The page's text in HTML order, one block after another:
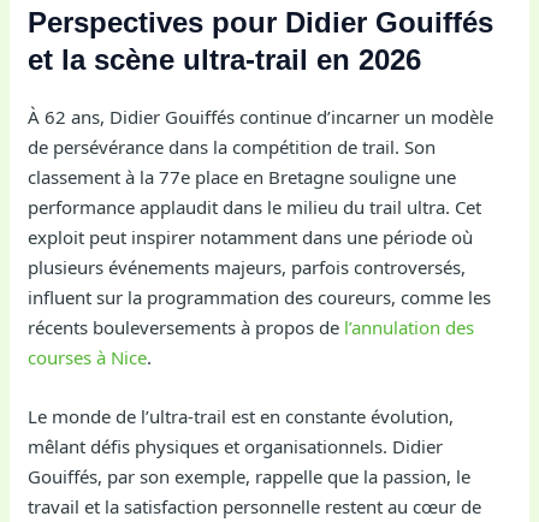
Perspectives pour Didier Gouiffés
et la scène ultra-trail en 2026
À 62 ans, Didier Gouiffés continue d’incarner un modèle
de persévérance dans la compétition de trail. Son
classement à la 77e place en Bretagne souligne une
performance applaudit dans le milieu du trail ultra. Cet
exploit peut inspirer notamment dans une période où
plusieurs événements majeurs, parfois controversés,
influent sur la programmation des coureurs, comme les
récents bouleversements à propos de l’annulation des
courses à Nice.
Le monde de l’ultra-trail est en constante évolution,
mêlant défis physiques et organisationnels. Didier
Gouiffés, par son exemple, rappelle que la passion, le
travail et la satisfaction personnelle restent au cœur de